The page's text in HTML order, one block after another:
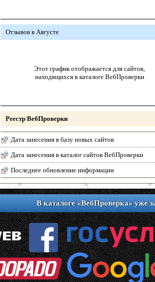
Отзывов в Августе
Этот график отображается для сайтов,
находящихся в каталоге ВебПроверки
Реестр ВебПроверки
Дата занесения в базу новых сайтов
Дата занесения в каталог сайтов ВебПроверки
Последнее обновление информации
В каталоге «ВебПроверка» уже